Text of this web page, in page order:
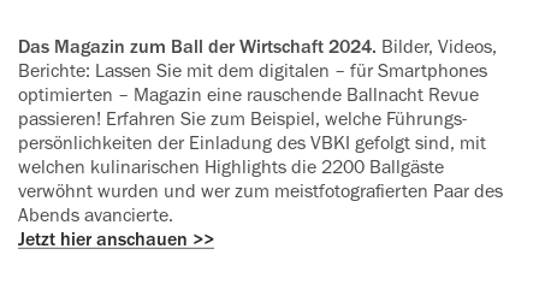
Das Magazin zum Ball der Wirtschaft 2024. Bilder, Videos,
Berichte: Lassen Sie mit dem digitalen – für Smartphones
optimierten – Magazin eine rauschende Ballnacht Revue
passieren! Erfahren Sie zum Beispiel, welche Führungs­
persön­lich­keiten der Einladung des VBKI gefolgt sind, mit
welchen kulinarischen Highlights die 2200 Ballgäste
verwöhnt wurden und wer zum meist­foto­grafierten Paar des
Abends avancierte.
Jetzt hier anschauen >>